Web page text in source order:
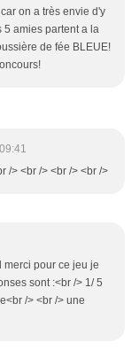
on a très envie d'y
5 amies partent a la
de fée BLEUE!
/> <br /> <br /> <br />
merci pour ce jeu je
sont :<br /> 1/ 5
/> <br /> une